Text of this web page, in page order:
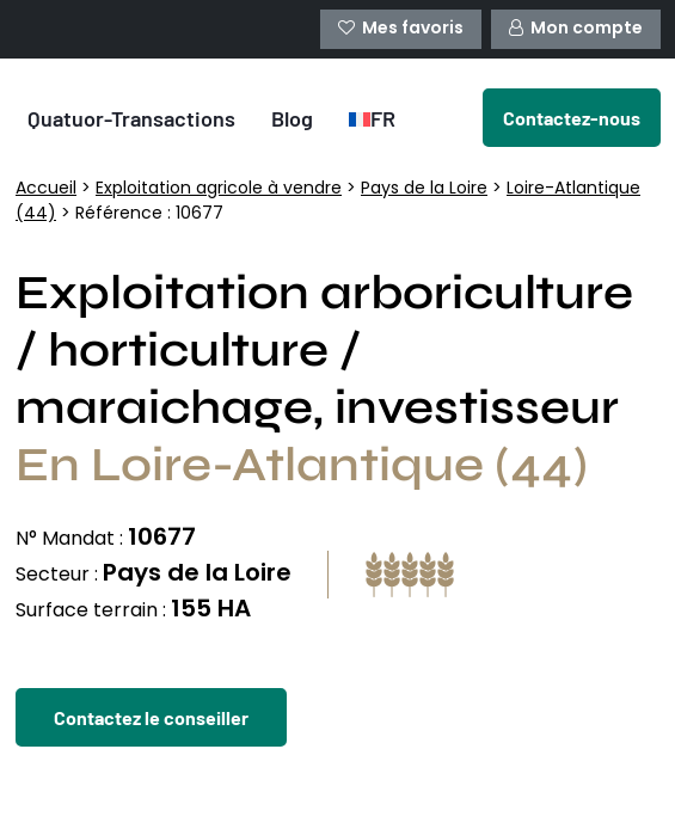
Mes favoris Mon compte
Quatuor-Transactions Blog FR Contactez-nous
Accueil > Exploitation agricole à vendre > Pays de la Loire > Loire-Atlantique
(44) > Référence : 10677
Exploitation arboriculture
/ horticulture /
maraichage, investisseur
En Loire-Atlantique (44)
N° Mandat : 10677
Secteur : Pays de la Loire
Surface terrain : 155 HA
Contactez le conseiller